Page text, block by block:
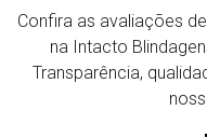
Confira as avaliações
na Intacto
Transparência,